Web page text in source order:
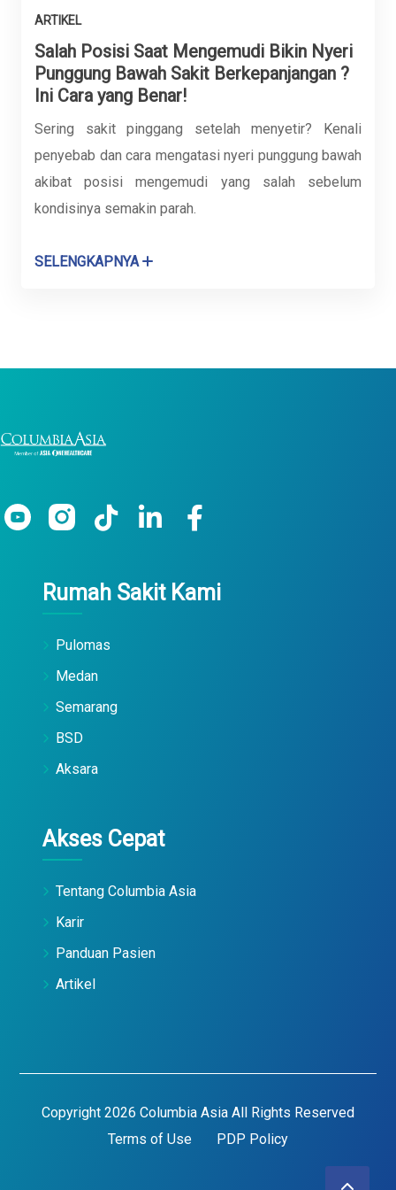
ARTIKEL
Salah Posisi Saat Mengemudi Bikin Nyeri
Punggung Bawah Sakit Berkepanjangan ?
Ini Cara yang Benar!
Sering sakit pinggang setelah menyetir? Kenali
penyebab dan cara mengatasi nyeri punggung bawah
akibat posisi mengemudi yang salah sebelum
kondisinya semakin parah.
SELENGKAPNYA
Rumah Sakit Kami
Pulomas
Medan
Semarang
BSD
Aksara
Akses Cepat
Tentang Columbia Asia
Karir
Panduan Pasien
Artikel
Copyright 2026 Columbia Asia All Rights Reserved
Terms of Use
PDP Policy